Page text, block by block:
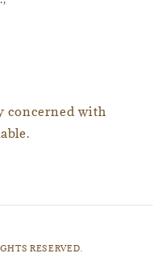
concerned with
RESERVED.